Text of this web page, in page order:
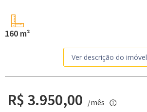
160 m²
Ver descrição do imóvel
R$ 3.950,00 /mês